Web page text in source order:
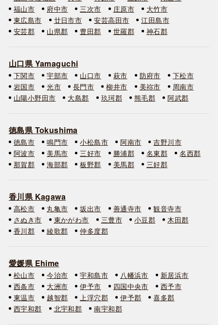
福山市
府中市 三次市 庄原市
大竹市
東広島市
廿日市市 安芸高田市
江田島市
安芸郡
山県郡 豊田郡 世羅郡 神石郡
山口県 Yamaguchi
下関市 宇部市 山口市 萩市 防府市
下松市
岩国市
光市 長門市 柳井市 美祢市
周南市
山陽小野田市
大島郡 玖珂郡 熊毛郡 阿武郡
徳島県 Tokushima
徳島市 鳴門市 小松島市 阿南市
吉野川市
阿波市
美馬市 三好市 勝浦郡 名東郡
名西郡
那賀郡
海部郡 板野郡 美馬郡 三好郡
香川県 Kagawa
高松市 丸亀市 坂出市 善通寺市
観音寺市
さぬき市
東かがわ市 三豊市 小豆郡
木田郡
香川郡
綾歌郡 仲多度郡
愛媛県 Ehime
松山市 今治市 宇和島市 八幡浜市
新居浜市
西条市
大洲市 伊予市 四国中央市
西予市
東温市
越智郡 上浮穴郡 伊予郡
喜多郡
西宇和郡
北宇和郡 南宇和郡